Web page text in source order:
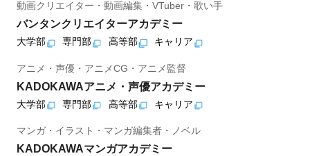
動画クリエイター・動画編集・VTuber・歌い手
バンタンクリエイターアカデミー
大学部 専門部 高等部 キャリア
アニメ・声優・アニメCG・アニメ監督
KADOKAWAアニメ・声優アカデミー
大学部 専門部 高等部 キャリア
マンガ・イラスト・マンガ編集者・ノベル
KADOKAWAマンガアカデミー